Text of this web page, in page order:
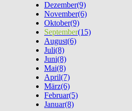
Dezember(9)
November(6)
Oktober(9)
September(15)
August(6)
Juli(8)
Juni(8)
Mai(8)
April(7)
März(6)
Februar(5)
Januar(8)